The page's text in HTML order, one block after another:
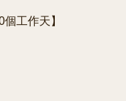
工作天】